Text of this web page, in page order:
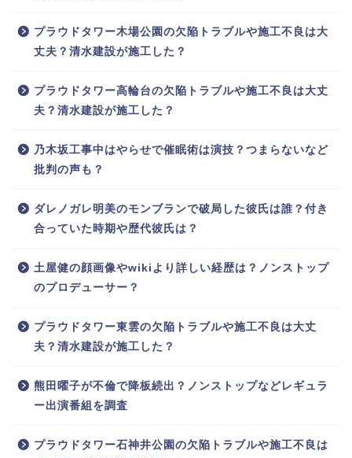
プラウドタワー木場公園の欠陥トラブルや施工不良は大
丈夫？清水建設が施工した？
プラウドタワー高輪台の欠陥トラブルや施工不良は大丈
夫？清水建設が施工した？
乃木坂工事中はやらせで催眠術は演技？つまらないなど
批判の声も？
ダレノガレ明美のモンブランで破局した彼氏は誰？付き
合っていた時期や歴代彼氏は？
土屋健の顔画像やwikiより詳しい経歴は？ノンストップ
のプロデューサー？
プラウドタワー東雲の欠陥トラブルや施工不良は大丈
夫？清水建設が施工した？
熊田曜子が不倫で降板続出？ノンストップなどレギュラ
ー出演番組を調査
プラウドタワー石神井公園の欠陥トラブルや施工不良は